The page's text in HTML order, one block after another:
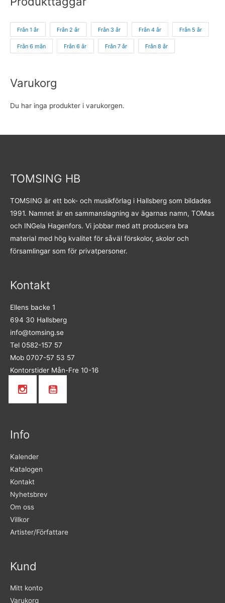
Från 1 år Från 2 år Från 3 år Från 4 år Från 5 år
Från 6 mån Från 6 år Från 7 år Från 8 år
Varukorg
Du har inga produkter i varukorgen.
TOMSING HB
TOMSING är ett bok- och musikförlag i Hallsberg som bildades
1991. Namnet är en sammanslagning av ägarnas namn, TOMas
och INGela Hagenfors. Vi jobbar med att producera bra
material med hög kvalitet för såväl förskolor, skolor och
församlingar som för privatpersoner.
Kontakt
Ellens backe 1
694 30 Hallsberg
info@tomsing.se
Tel 0582-157 57
Mob 0707-57 53 57
Kontorstider Mån-Fre 10-16
Info
Kalender
Katalogen
Kontakt
Nyhetsbrev
Om oss
Villkor
Artister/Författare
Kund
Mitt konto
Varukorg